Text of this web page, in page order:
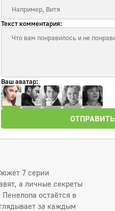
Текст комментария:
Ваш аватар:
ОТПРАВИТЬ
7 серии
а личные секреты
остаётся в
за каждым